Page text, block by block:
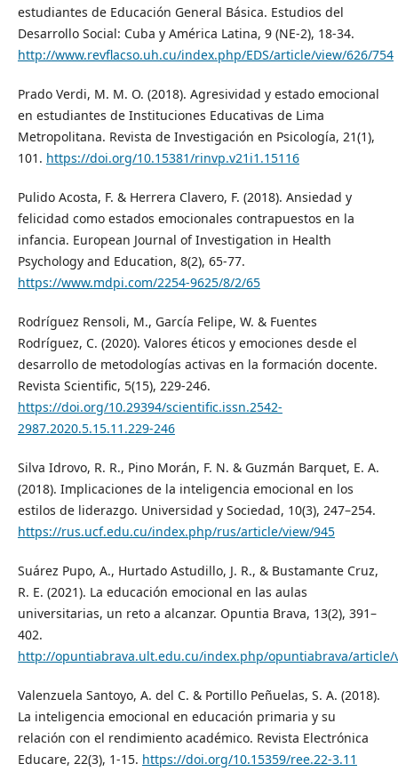
estudiantes de Educación General Básica. Estudios del
Desarrollo Social: Cuba y América Latina, 9 (NE-2), 18-34.
http://www.revflacso.uh.cu/index.php/EDS/article/view/626/754
Prado Verdi, M. M. O. (2018). Agresividad y estado emocional
en estudiantes de Instituciones Educativas de Lima
Metropolitana. Revista de Investigación en Psicología, 21(1),
101. https://doi.org/10.15381/rinvp.v21i1.15116
Pulido Acosta, F. & Herrera Clavero, F. (2018). Ansiedad y
felicidad como estados emocionales contrapuestos en la
infancia. European Journal of Investigation in Health
Psychology and Education, 8(2), 65-77.
https://www.mdpi.com/2254-9625/8/2/65
Rodríguez Rensoli, M., García Felipe, W. & Fuentes
Rodríguez, C. (2020). Valores éticos y emociones desde el
desarrollo de metodologías activas en la formación docente.
Revista Scientific, 5(15), 229-246.
https://doi.org/10.29394/scientific.issn.2542-
2987.2020.5.15.11.229-246
Silva Idrovo, R. R., Pino Morán, F. N. & Guzmán Barquet, E. A.
(2018). Implicaciones de la inteligencia emocional en los
estilos de liderazgo. Universidad y Sociedad, 10(3), 247–254.
https://rus.ucf.edu.cu/index.php/rus/article/view/945
Suárez Pupo, A., Hurtado Astudillo, J. R., & Bustamante Cruz,
R. E. (2021). La educación emocional en las aulas
universitarias, un reto a alcanzar. Opuntia Brava, 13(2), 391–
402.
http://opuntiabrava.ult.edu.cu/index.php/opuntiabrava/article/
Valenzuela Santoyo, A. del C. & Portillo Peñuelas, S. A. (2018).
La inteligencia emocional en educación primaria y su
relación con el rendimiento académico. Revista Electrónica
Educare, 22(3), 1-15. https://doi.org/10.15359/ree.22-3.11